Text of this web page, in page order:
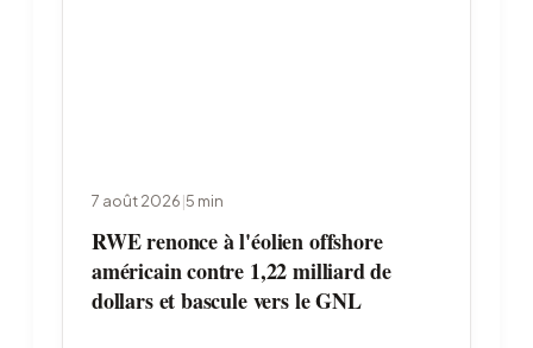
7 août 2026|5 min
RWE renonce à l'éolien offshore
américain contre 1,22 milliard de
dollars et bascule vers le GNL